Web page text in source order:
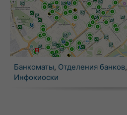
Банкоматы, Отделения банков,
Инфокиоски